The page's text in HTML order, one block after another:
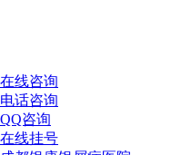
在线咨询
电话咨询
QQ咨询
在线挂号